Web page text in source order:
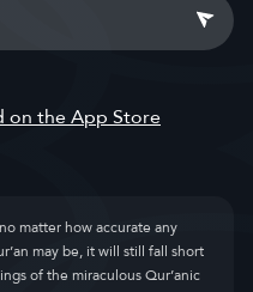
matter how accurate any
may be, it will still fall short
of the miraculous Qur’anic